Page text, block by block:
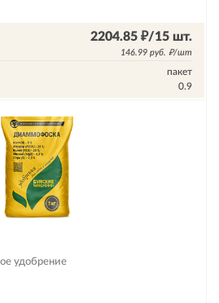
2204.85 ₽/15 шт.
146.99 руб. ₽/шт
пакет
0.9
удобрение